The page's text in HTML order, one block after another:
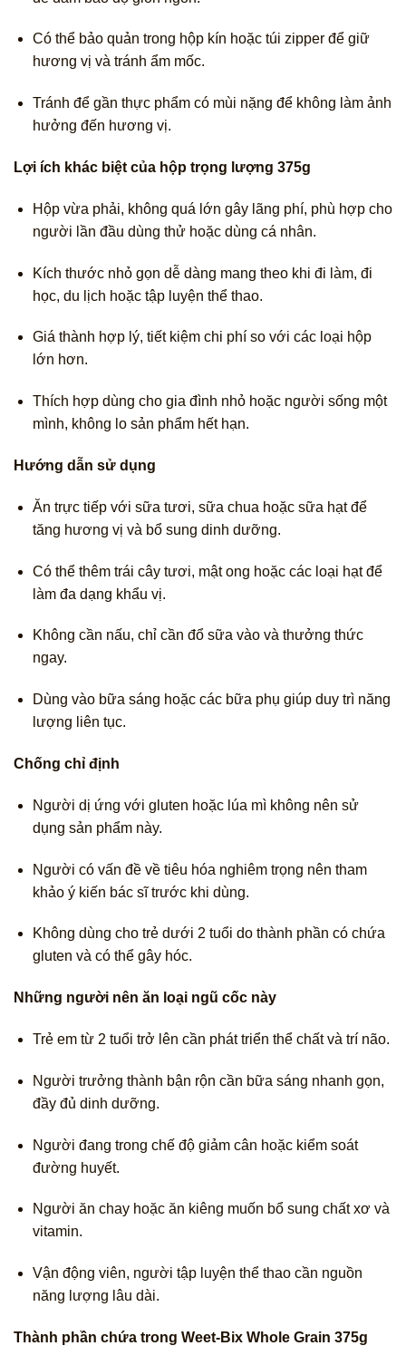
Có thể bảo quản trong hộp kín hoặc túi zipper để giữ
hương vị và tránh ẩm mốc.
Tránh để gần thực phẩm có mùi nặng để không làm ảnh
hưởng đến hương vị.
Lợi ích khác biệt của hộp trọng lượng 375g
Hộp vừa phải, không quá lớn gây lãng phí, phù hợp cho
người lần đầu dùng thử hoặc dùng cá nhân.
Kích thước nhỏ gọn dễ dàng mang theo khi đi làm, đi
học, du lịch hoặc tập luyện thể thao.
Giá thành hợp lý, tiết kiệm chi phí so với các loại hộp
lớn hơn.
Thích hợp dùng cho gia đình nhỏ hoặc người sống một
mình, không lo sản phẩm hết hạn.
Hướng dẫn sử dụng
Ăn trực tiếp với sữa tươi, sữa chua hoặc sữa hạt để
tăng hương vị và bổ sung dinh dưỡng.
Có thể thêm trái cây tươi, mật ong hoặc các loại hạt để
làm đa dạng khẩu vị.
Không cần nấu, chỉ cần đổ sữa vào và thưởng thức
ngay.
Dùng vào bữa sáng hoặc các bữa phụ giúp duy trì năng
lượng liên tục.
Chống chỉ định
Người dị ứng với gluten hoặc lúa mì không nên sử
dụng sản phẩm này.
Người có vấn đề về tiêu hóa nghiêm trọng nên tham
khảo ý kiến bác sĩ trước khi dùng.
Không dùng cho trẻ dưới 2 tuổi do thành phần có chứa
gluten và có thể gây hóc.
Những người nên ăn loại ngũ cốc này
Trẻ em từ 2 tuổi trở lên cần phát triển thể chất và trí não.
Người trưởng thành bận rộn cần bữa sáng nhanh gọn,
đầy đủ dinh dưỡng.
Người đang trong chế độ giảm cân hoặc kiểm soát
đường huyết.
Người ăn chay hoặc ăn kiêng muốn bổ sung chất xơ và
vitamin.
Vận động viên, người tập luyện thể thao cần nguồn
năng lượng lâu dài.
Thành phần chứa trong Weet-Bix Whole Grain 375g